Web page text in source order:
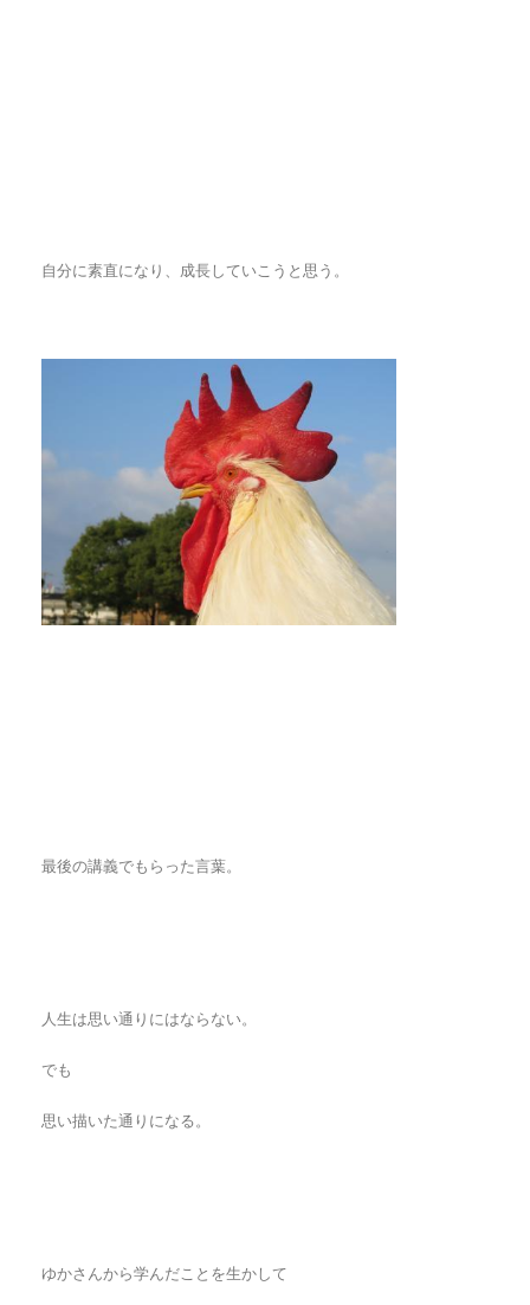
自分に素直になり、成長していこうと思う。
最後の講義でもらった言葉。
人生は思い通りにはならない。
でも
思い描いた通りになる。
ゆかさんから学んだことを生かして